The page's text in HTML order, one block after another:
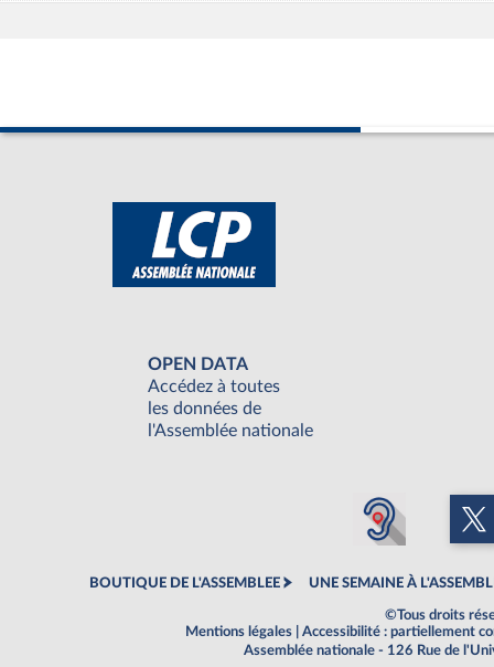
OPEN DATA
Accédez à toutes
les données de
l'Assemblée nationale
BOUTIQUE DE L'ASSEMBLEE UNE SEMAINE À
©Tous droits
Mentions légales
Accessibilité : partiellement
Assemblée nationale - 126 Rue de